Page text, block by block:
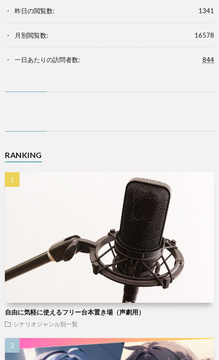
1341
昨日の閲覧数:
16578
月別閲覧数:
844
一日あたりの訪問者数:
RANKING
自由に気軽に使えるフリー台本置き場（声劇用）
シナリオジャンル別一覧